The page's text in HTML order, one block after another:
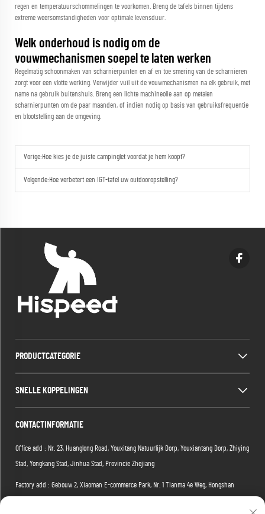
regen en temperatuurschommelingen te voorkomen. Breng de tafels binnen tijdens
extreme weersomstandigheden voor optimale levensduur.
Welk onderhoud is nodig om de
vouwmechanismen soepel te laten werken
Regelmatig schoonmaken van scharnierpunten en af en toe smering van de scharnieren
zorgt voor een vlotte werking. Verwijder vuil uit de vouwmechanismen na elk gebruik, met
name na gebruik buitenshuis. Breng een lichte machineolie aan op metalen
scharnierpunten om de paar maanden, of indien nodig op basis van gebruiksfrequentie
en blootstelling aan de omgeving.
Vorige:Hoe kies je de juiste campinglet voordat je hem koopt?
Volgende:Hoe verbetert een IGT-tafel uw outdooropstelling?
PRODUCTCATEGORIE
SNELLE KOPPELINGEN
CONTACTINFORMATIE
Office add : Nr. 23, Huanglong Road, Youxitang Natuurlijk Dorp, Youxiantang Dorp, Zhiying
Stad, Yongkang Stad, Jinhua Stad, Provincie Zhejiang
Factory add : Gebouw 2, Xiaoman E-commerce Park, Nr. 1 Tianma 4e Weg, Hongshan